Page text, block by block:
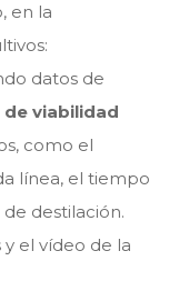
en la
datos de
viabilidad
como el
línea, el tiempo
destilación.
y el vídeo de la